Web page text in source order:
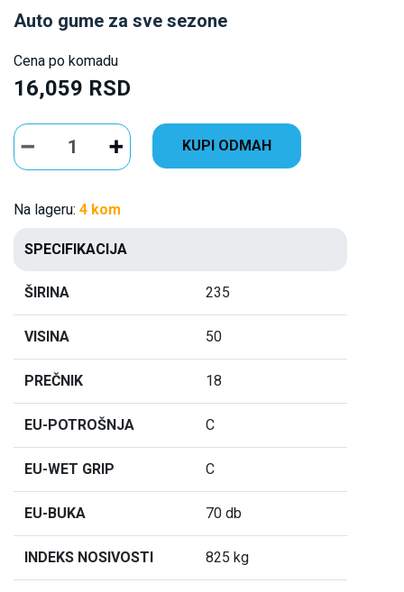
Auto gume za sve sezone
Cena po komadu
16,059 RSD
KUPI ODMAH
Na lageru: 4 kom
SPECIFIKACIJA
ŠIRINA 235
VISINA 50
PREČNIK 18
EU-POTROŠNJA C
EU-WET GRIP C
EU-BUKA 70 db
INDEKS NOSIVOSTI 825 kg